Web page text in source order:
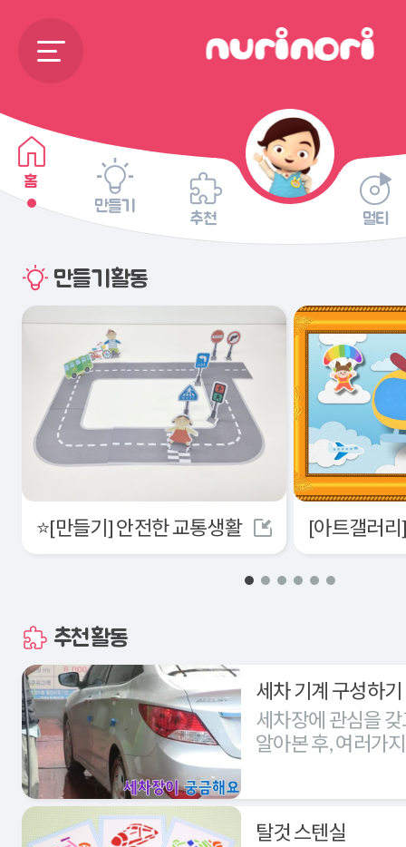
홈
만들기
추천 멀티
만들기활동
⭐[만들기] 안전한 교통생활
추천활동
세차 기계 구성하기
세차장에 관심을
알아본 후, 여러가
탈것 스텐실